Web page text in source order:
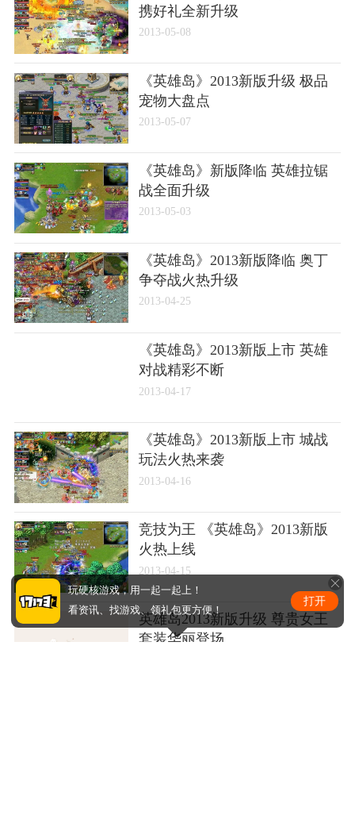
携好礼全新升级
2013-05-08
《英雄岛》2013新版升级 极品
宠物大盘点
2013-05-07
《英雄岛》新版降临 英雄拉锯
战全面升级
2013-05-03
《英雄岛》2013新版降临 奥丁
争夺战火热升级
2013-04-25
《英雄岛》2013新版上市 英雄
对战精彩不断
2013-04-17
《英雄岛》2013新版上市 城战
玩法火热来袭
2013-04-16
竞技为王 《英雄岛》2013新版
火热上线
2013-04-15
英雄岛2013新版升级 尊贵女王
套装华丽登场
玩硬核游戏，用一起一起上！
看资讯、找游戏、领礼包更方便！
打开